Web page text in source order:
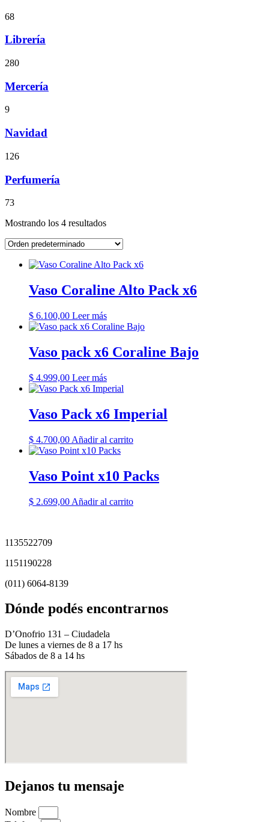
68
Librería
280
Mercería
9
Navidad
126
Perfumería
73
Mostrando los 4 resultados
Vaso Coraline Alto Pack x6
$ 6.100,00 Leer más
Vaso pack x6 Coraline Bajo
$ 4.999,00 Leer más
Vaso Pack x6 Imperial
$ 4.700,00 Añadir al carrito
Vaso Point x10 Packs
$ 2.699,00 Añadir al carrito
1135522709
1151190228
(011) 6064-8139
Dónde podés encontrarnos
D’Onofrio 131 – Ciudadela
De lunes a viernes de 8 a 17 hs
Sábados de 8 a 14 hs
Dejanos tu mensaje
Nombre